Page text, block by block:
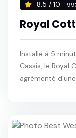
8.5 / 10 -
Royal
Installé à 5
Cassis, le
agrémenté